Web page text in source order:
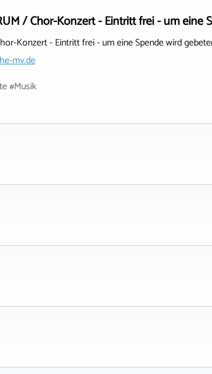
/ Chor-Konzert - Eintritt frei - um eine
Konzert - Eintritt frei - um eine Spende wird
mv.de
#Musik